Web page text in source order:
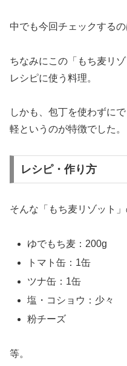
中でも今回チェックする
ちなみにこの「もち麦リ
レシピに使う料理。
しかも、包丁を使わずに
軽というのが特徴でした。
レシピ・作り方
そんな「もち麦リゾット
ゆでもち麦：200g
トマト缶：1缶
ツナ缶：1缶
塩・コショウ：少々
粉チーズ
等。